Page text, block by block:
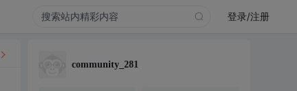
登录/注册
community_281